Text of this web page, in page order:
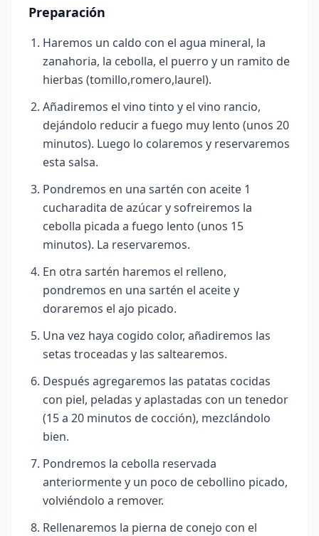
Preparación
Haremos un caldo con el agua mineral, la
zanahoria, la cebolla, el puerro y un ramito de
hierbas (tomillo,romero,laurel).
Añadiremos el vino tinto y el vino rancio,
dejándolo reducir a fuego muy lento (unos 20
minutos). Luego lo colaremos y reservaremos
esta salsa.
Pondremos en una sartén con aceite 1
cucharadita de azúcar y sofreiremos la
cebolla picada a fuego lento (unos 15
minutos). La reservaremos.
En otra sartén haremos el relleno,
pondremos en una sartén el aceite y
doraremos el ajo picado.
Una vez haya cogido color, añadiremos las
setas troceadas y las saltearemos.
Después agregaremos las patatas cocidas
con piel, peladas y aplastadas con un tenedor
(15 a 20 minutos de cocción), mezclándolo
bien.
Pondremos la cebolla reservada
anteriormente y un poco de cebollino picado,
volviéndolo a remover.
Rellenaremos la pierna de conejo con el